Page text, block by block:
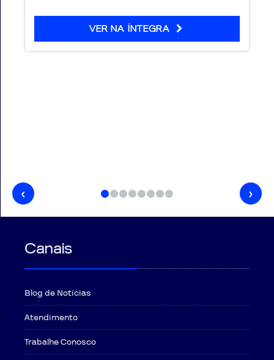
VER NA ÍNTEGRA
‹ ›
Canais
Blog de Notícias
Atendimento
Trabalhe Conosco